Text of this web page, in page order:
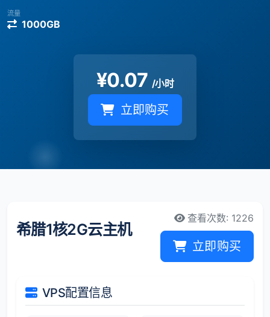
流量
1000GB
¥0.07 /小时
立即购买
希腊1核2G云主机
查看次数: 1226
立即购买
VPS配置信息